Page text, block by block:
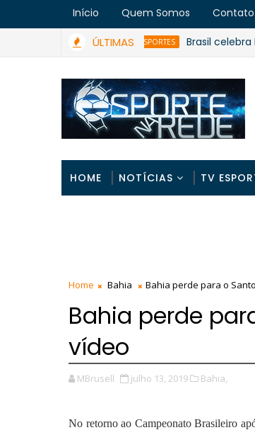
Início Quem Somos Contato
ÚLTIMAS
ESPORTES Brasil celebra Dia
HOME NOTÍCIAS TV
Home Bahia Bahia perde para o
Bahia perde
vídeo
MBrusell julho 13, 2019 Bahia,
No retorno ao Campeonato Brasileiro